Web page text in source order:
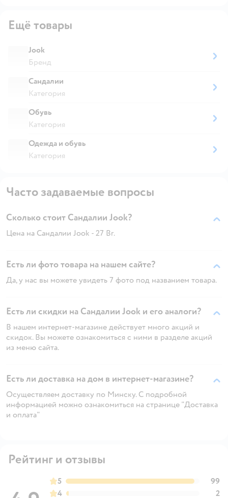
Ещё товары
Jook
Бренд
Сандалии
Категория
Обувь
Категория
Одежда и обувь
Категория
Часто задаваемые вопросы
Сколько стоит Сандалии Jook?
Цена на Сандалии Jook - 27 Br.
Есть ли фото товара на нашем сайте?
Да, у нас вы можете увидеть 7 фото под названием товара.
Есть ли скидки на Сандалии Jook и его аналоги?
В нашем интернет-магазине действует много акций и
скидок. Вы можете ознакомиться с ними в разделе акций
из меню сайта.
Есть ли доставка на дом в интернет-магазине?
Осуществляем доставку по Минску. С подробной
информацией можно ознакомиться на странице "Доставка
и оплата"
Рейтинг и отзывы
5
99
4
2